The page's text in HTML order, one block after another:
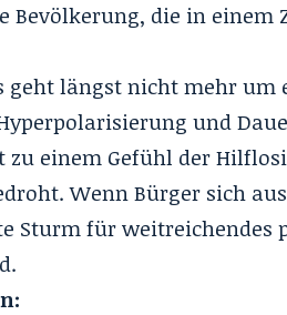
Bevölkerung, die in einem
geht längst nicht mehr um
und
einem Gefühl der
Wenn Bürger sich
Sturm für weitreichendes